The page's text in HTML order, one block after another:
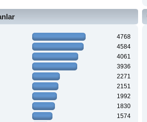
4768
4584
4061
3936
2271
2151
1992
1830
1574